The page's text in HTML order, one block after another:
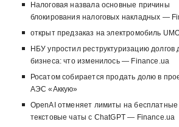
Налоговая назвала основные причины
блокирования налоговых накладных —
открыт предзаказ на электромобиль
НБУ упростил реструктуризацию долгов
бизнеса: что изменилось — Finance.ua
Росатом собирается продать долю в
АЭС «Аккую»
OpenAI отменяет лимиты на бесплатные
текстовые чаты с ChatGPT — Finance.ua